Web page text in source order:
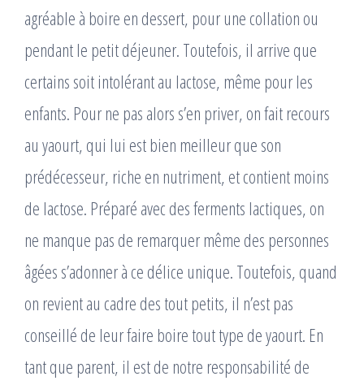
agréable à boire en dessert, pour une collation ou
pendant le petit déjeuner. Toutefois, il arrive que
certains soit intolérant au lactose, même pour les
enfants. Pour ne pas alors s’en priver, on fait recours
au yaourt, qui lui est bien meilleur que son
prédécesseur, riche en nutriment, et contient moins
de lactose. Préparé avec des ferments lactiques, on
ne manque pas de remarquer même des personnes
âgées s’adonner à ce délice unique. Toutefois, quand
on revient au cadre des tout petits, il n’est pas
conseillé de leur faire boire tout type de yaourt. En
tant que parent, il est de notre responsabilité de